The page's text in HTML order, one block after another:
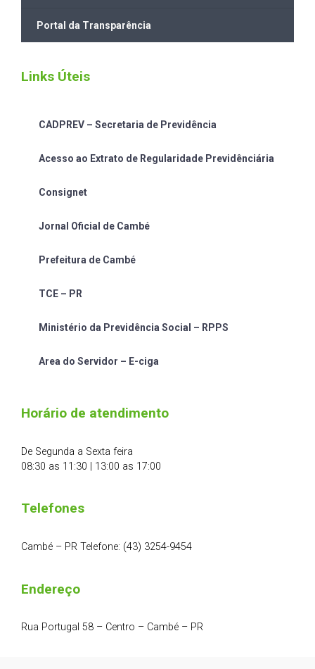
Portal da Transparência
Links Úteis
CADPREV – Secretaria de Previdência
Acesso ao Extrato de Regularidade Previdênciária
Consignet
Jornal Oficial de Cambé
Prefeitura de Cambé
TCE – PR
Ministério da Previdência Social – RPPS
Area do Servidor – E-ciga
Horário de atendimento
De Segunda a Sexta feira
08:30 as 11:30 | 13:00 as 17:00
Telefones
Cambé – PR Telefone: (43) 3254-9454
Endereço
Rua Portugal 58 – Centro – Cambé – PR